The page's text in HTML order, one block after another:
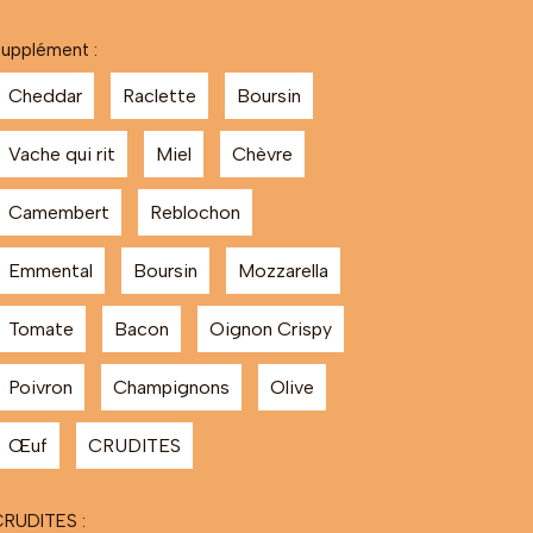
:
Cheddar Raclette Boursin
Vache qui rit Miel Chèvre
Camembert Reblochon
Emmental Boursin Mozzarella
Tomate Bacon Oignon Crispy
Poivron Champignons Olive
Œuf CRUDITES
: